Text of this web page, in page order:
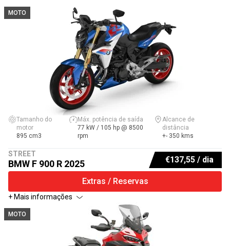
Tamanho do
motor
895 cm3
Máx. potência de saída
77 kW / 105 hp @ 8500
rpm
Alcance de
distância
+- 350 kms
STREET
BMW F 900 R 2025 €137,55 / dia
Extras / Reservas
MOTO
+ Mais informações
MOTO